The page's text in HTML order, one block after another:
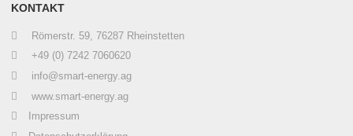
KONTAKT
Römerstr. 59, 76287 Rheinstetten
+49 (0) 7242 7060620
info@smart-energy.ag
www.smart-energy.ag
Impressum